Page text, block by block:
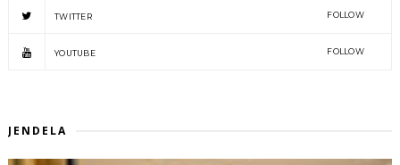
TWITTER FOLLOW
YOUTUBE FOLLOW
JENDELA